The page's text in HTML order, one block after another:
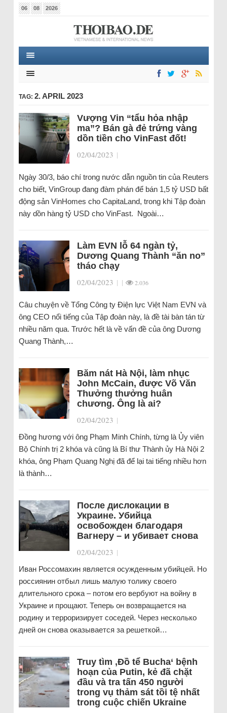
06 08 2026
TAG: 2. APRIL 2023
Vượng Vin “tẩu hỏa nhập
ma”? Bán gà đẻ trứng vàng
dồn tiền cho VinFast đốt!
02/04/2023 |
Ngày 30/3, báo chí trong nước dẫn nguồn tin của Reuters
cho biết, VinGroup đang đàm phán để bán 1,5 tỷ USD bất
động sản VinHomes cho CapitaLand, trong khi Tập đoàn
này dồn hàng tỷ USD cho VinFast. Ngoài…
Làm EVN lỗ 64 ngàn tỷ,
Dương Quang Thành “ăn no”
tháo chạy
02/04/2023 | | 2.036
Câu chuyện về Tổng Công ty Điện lực Việt Nam EVN và
ông CEO nổi tiếng của Tập đoàn này, là đề tài bàn tán từ
nhiều năm qua. Trước hết là về vấn đề của ông Dương
Quang Thành,…
Băm nát Hà Nội, làm nhục
John McCain, được Võ Văn
Thưởng thưởng huân
chương. Ông là ai?
02/04/2023 |
Đồng hương với ông Phạm Minh Chính, từng là Ủy viên
Bộ Chính trị 2 khóa và cũng là Bí thư Thành ủy Hà Nội 2
khóa, ông Phạm Quang Nghị đã để lại tai tiếng nhiều hơn
là thành…
После дислокации в
Украине. Убийца
освобожден благодаря
Вагнеру – и убивает снова
02/04/2023 |
Иван Россомахин является осужденным убийцей. Но
россиянин отбыл лишь малую толику своего
длительного срока – потом его вербуют на войну в
Украине и прощают. Теперь он возвращается на
родину и терроризирует соседей. Через несколько
дней он снова оказывается за решеткой…
Truy tìm ‚Đồ tể Bucha‘ bệnh
hoạn của Putin, kẻ đã chặt
đầu và tra tấn 450 người
trong vụ thảm sát tồi tệ nhất
trong cuộc chiến Ukraine